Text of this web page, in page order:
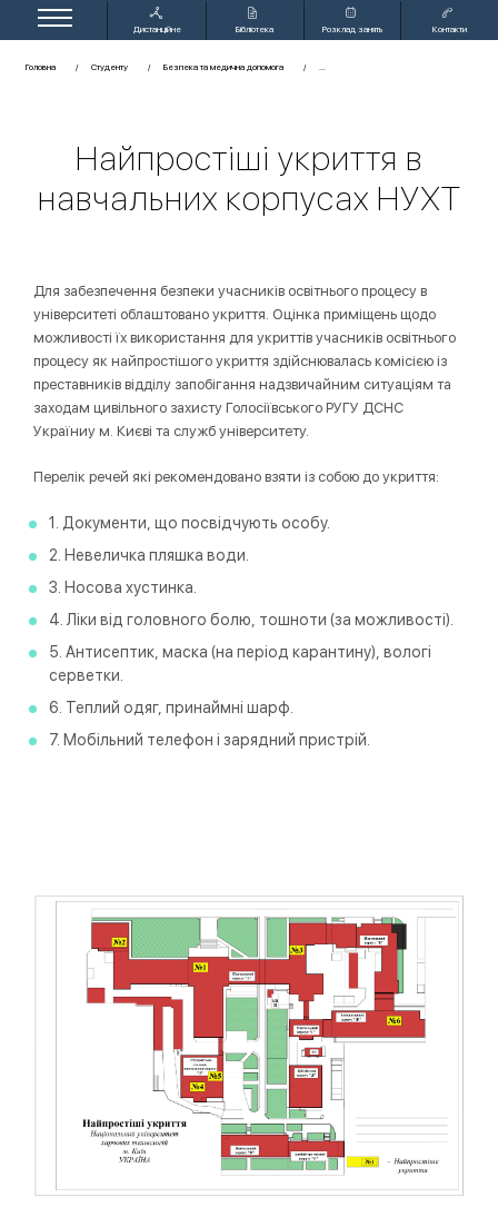
Дистанційне
Бібліотека Розклад занять Контакти
Головна Студенту Безпека та медична допомога
Найпростіші укриття в
навчальних корпусах НУХТ
Для забезпечення безпеки учасників освітнього процесу в
університеті облаштовано укриття. Оцінка приміщень щодо
можливості їх використання для укриттів учасників освітнього
процесу як найпростішого укриття здійснювалась комісією із
преставників відділу запобігання надзвичайним ситуаціям та
заходам цивільного захисту Голосіївського РУГУ ДСНС
Україниу м. Києві та служб університету.
Перелік речей які рекомендовано взяти із собою до укриття:
1. Документи, що посвідчують особу.
2. Невеличка пляшка води.
3. Носова хустинка.
4. Ліки від головного болю, тошноти (за можливості).
5. Антисептик, маска (на період карантину), вологі
серветки.
6. Теплий одяг, принаймні шарф.
7. Мобільний телефон і зарядний пристрій.